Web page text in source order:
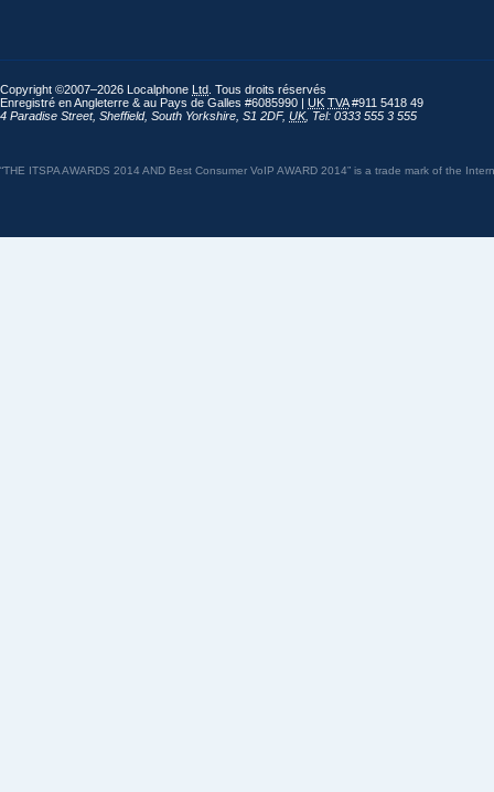
Copyright ©2007–2026 Localphone Ltd . Tous droits réservés
Enregistré en Angleterre & au Pays de Galles #6085990 | UK TVA#911 5418 49
4 Paradise Street, Sheffield, South Yorkshire S1 2DF, UK, Tel: 0333 555 3 555
“THE ITSPA AWARDS 2014 AND Best Consumer VoIP AWARD 2014” is a trade mark of the